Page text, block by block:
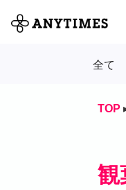
全て
TOP
観